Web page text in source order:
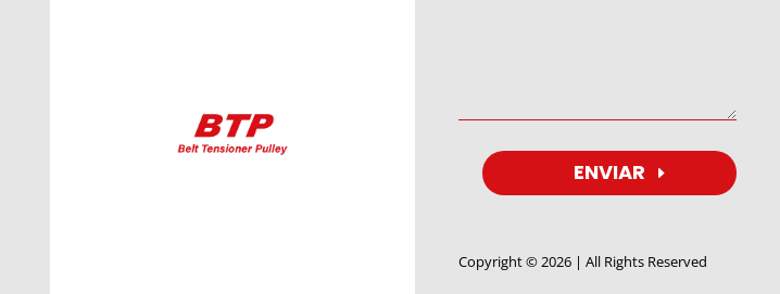
ENVIAR
Copyright © 2026 | All Rights Reserved